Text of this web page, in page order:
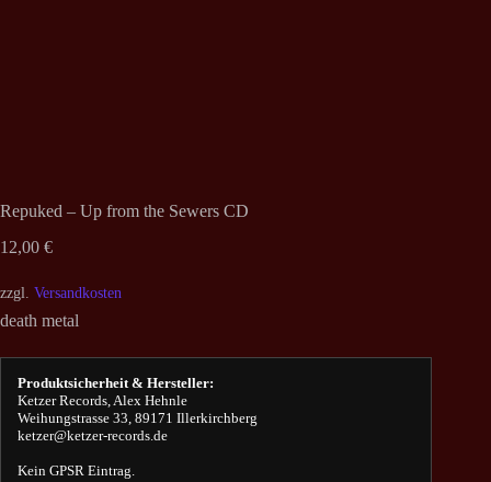
Repuked – Up from the Sewers CD
12,00 €
zzgl. Versandkosten
death metal
Produktsicherheit & Hersteller:
Ketzer Records, Alex Hehnle
Weihungstrasse 33, 89171 Illerkirchberg
ketzer@ketzer-records.de
Kein GPSR Eintrag.